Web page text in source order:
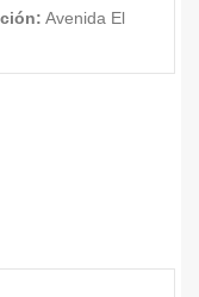
Avenida El